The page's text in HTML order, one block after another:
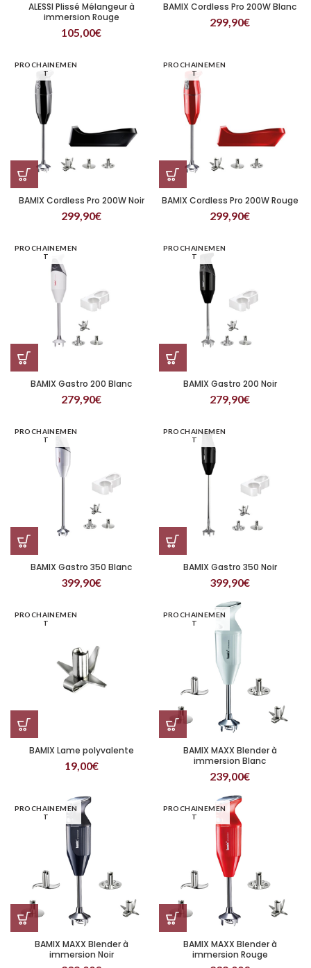
ALESSI Plissé Mélangeur à
immersion Rouge
105,00€
BAMIX Cordless Pro 200W Blanc
299,90€
PROCHAINEMEN
T
BAMIX Cordless Pro 200W Noir
299,90€
PROCHAINEMEN
T
BAMIX Cordless Pro 200W Rouge
299,90€
PROCHAINEMEN
T
BAMIX Gastro 200 Blanc
279,90€
PROCHAINEMEN
T
BAMIX Gastro 200 Noir
279,90€
PROCHAINEMEN
T
BAMIX Gastro 350 Blanc
399,90€
PROCHAINEMEN
T
BAMIX Gastro 350 Noir
399,90€
PROCHAINEMEN
T
BAMIX Lame polyvalente
19,00€
PROCHAINEMEN
T
BAMIX MAXX Blender à
immersion Blanc
239,00€
PROCHAINEMEN
T
BAMIX MAXX Blender à
immersion Noir
PROCHAINEMEN
T
BAMIX MAXX Blender à
immersion Rouge